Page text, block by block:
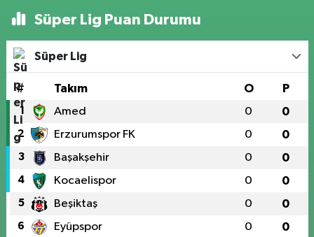
Süper Lig Puan Durumu
Süper Lig
# Takım O P
1 Amed 0 0
2 Erzurumspor FK 0 0
3 Başakşehir 0 0
4 Kocaelispor 0 0
5 Beşiktaş 0 0
6 Eyüpspor 0 0